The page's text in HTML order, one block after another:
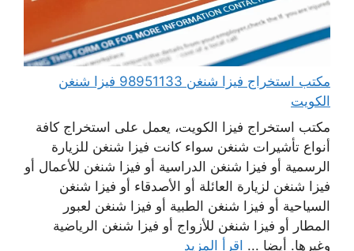
مكتب استخراج فيزا شنغن 98951133 فيزا شنغن
الكويت
مكتب استخراج فيزا الكويت، يعمل على استخراج كافة
أنواع تأشيرات شنغن سواء كانت فيزا شنغن للزيارة
الرسمية أو فيزا شنغن الدراسية أو فيزا شنغن للأعمال أو
فيزا شنغن لزيارة العائلة أو الأصدقاء أو فيزا شنغن
السياحية أو فيزا شنغن الطبية أو فيزا شنغن لعبور
المطار أو فيزا شنغن للأزواج أو فيزا شنغن الرياضية
وغيرها. أيضا ... اقرأ المزيد